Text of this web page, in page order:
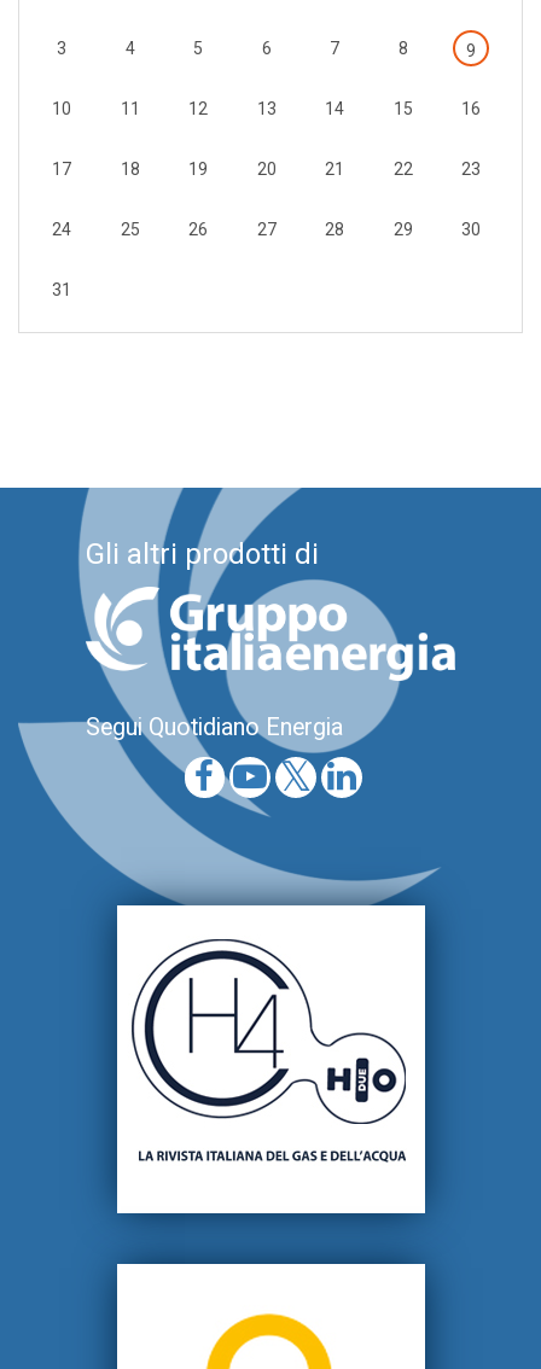
3 4 5 6 7 8 9
10 11 12 13 14 15 16
17 18 19 20 21 22 23
24 25 26 27 28 29 30
31
Gli altri prodotti di
Segui Quotidiano Energia